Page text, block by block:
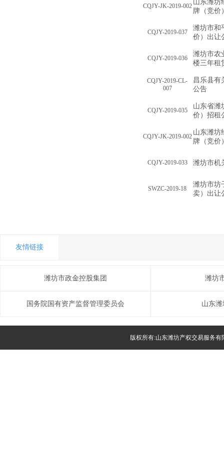
CQJY-JK-2019-002
山东潍坊
牌（竞价
CQJY-2019-037
潍坊市和
价）出让
CQJY-2019-036
潍坊市农
楼三年租
CQJY-2019-CL-
007
昌乐县有
公告
CQJY-2019-035
山东省潍
价）招租
CQJY-JK-2019-002
山东潍坊
牌（竞价
CQJY-2019-033 潍坊市机
SWZC-2019-18
潍坊市坊
卖）出让
友情链接
潍坊市政金控股集团 潍坊
国务院国有资产监督管理委员会 山东
版权所有:山东潍坊产权交易服务有